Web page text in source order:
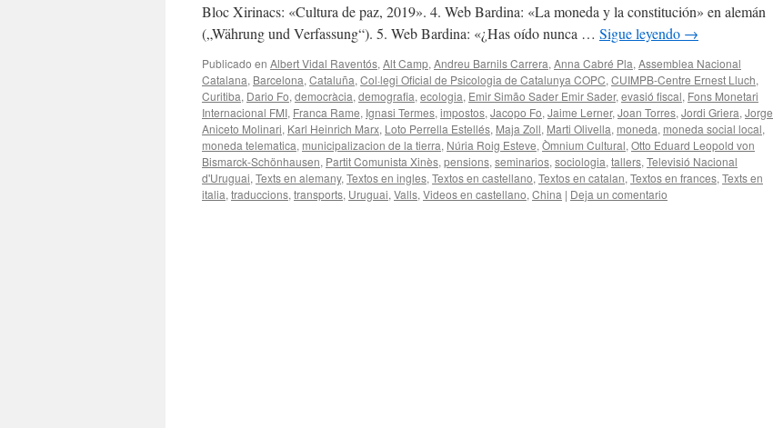
Bloc Xirinacs: «Cultura de paz, 2019». 4. Web Bardina: «La moneda y la constitución» en alemán
(„Währung und Verfassung“). 5. Web Bardina: «¿Has oído nunca … Sigue leyendo →
Publicado en Albert Vidal Raventós, Alt Camp, Andreu Barnils Carrera, Anna Cabré Pla, Assemblea Nacional
Catalana, Barcelona, Cataluña, Col·legi Oficial de Psicologia de Catalunya COPC, CUIMPB-Centre Ernest Lluch,
Curitiba, Dario Fo, democràcia, demografia, ecologia, Emir Simão Sader Emir Sader, evasió fiscal, Fons Monetari
Internacional FMI, Franca Rame, Ignasi Termes, impostos, Jacopo Fo, Jaime Lerner, Joan Torres, Jordi Griera, Jorge
Aniceto Molinari, Karl Heinrich Marx, Loto Perrella Estellés, Maja Zoll, Marti Olivella, moneda, moneda social local,
moneda telematica, municipalizacion de la tierra, Núria Roig Esteve, Òmnium Cultural, Otto Eduard Leopold von
Bismarck-Schönhausen, Partit Comunista Xinès, pensions, seminarios, sociologia, tallers, Televisió Nacional
d'Uruguai, Texts en alemany, Textos en ingles, Textos en castellano, Textos en catalan, Textos en frances, Texts en
italia, traduccions, transports, Uruguai, Valls, Videos en castellano, China | Deja un comentario